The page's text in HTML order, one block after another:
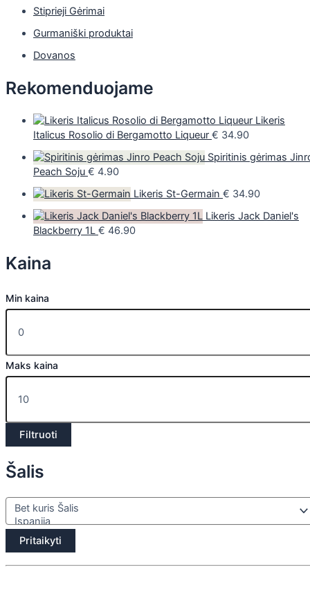
Stiprieji Gėrimai
Gurmaniški produktai
Dovanos
Rekomenduojame
Likeris
Italicus Rosolio di Bergamotto Liqueur € 34.90
Spiritinis gėrimas
Peach Soju € 4.90
Likeris St-Germain € 34.90
Likeris Jack Daniel's
Blackberry 1L € 46.90
Kaina
Min kaina
Maks kaina
Filtruoti
Šalis
Pritaikyti